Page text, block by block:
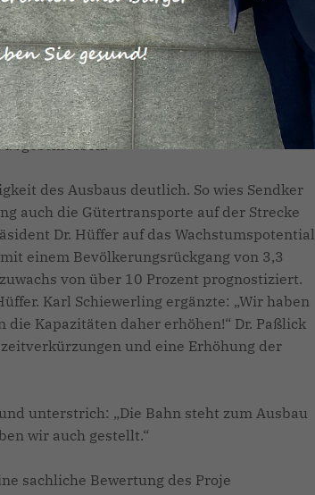
der Schienenverbindung zwischen
und Politik darauf hin, dass schon bei
vorgesehen und angelegt wurde. Mit Blick
geführt werden soll, ist ein Ausbau
schon 2008 zur Vorfinanzierung der
des Ausbaus deutlich. So wies Sendker
auch die Gütertransporte auf der Strecke
Dr. Hüffer auf das Wachstumspotential
einem Bevölkerungsrückgang von 3,3
von über 10 Prozent prognostiziert.
Karl Schiewerling ergänzte: „Wir haben
Kapazitäten daher erhöhen!“ Dr. Paßlick
und eine Erhöhung der
unterstrich: „Die Bahn steht zum Ausbau
wir auch gestellt.“
sachliche Bewertung des Proje